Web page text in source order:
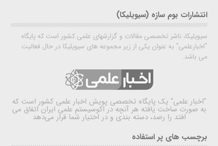
انتشارات بوم سازه (سیویلیکا)
سیویلیکا، ناشر تخصصی مقالات و گزارشهای علمی کشور است که پایگاه
"اخبارعلمی" به عنوان یکی از زیر مجموعه های سیویلیکا در حال فعالیت
می باشد.
"اخبار علمی" یک پایگاه تخصصی پویش اخبار علمی کشور است که
به صورت ساخت یافته هر آنچه در اکوسیستم علمی ایران اتفاق می
افتد را رصد، دسته بندی و در اختیار شما قرار می‌دهد
برچسب های پر استفاده